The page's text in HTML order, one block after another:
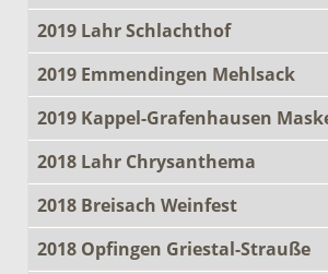
2019 Lahr Schlachthof
2019 Emmendingen Mehlsack
2019 Kappel-Grafenhausen
2018 Lahr Chrysanthema
2018 Breisach Weinfest
2018 Opfingen Griestal-Strauße